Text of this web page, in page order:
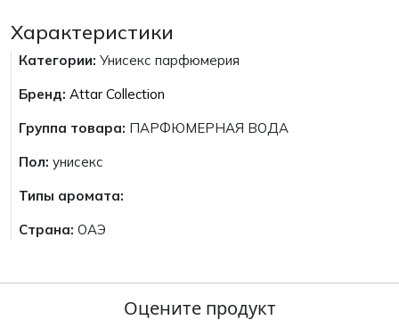
Характеристики
Категории: Унисекс парфюмерия
Бренд: Attar Collection
Группа товара: ПАРФЮМЕРНАЯ ВОДА
Пол: унисекс
Типы аромата:
Страна: ОАЭ
Оцените продукт